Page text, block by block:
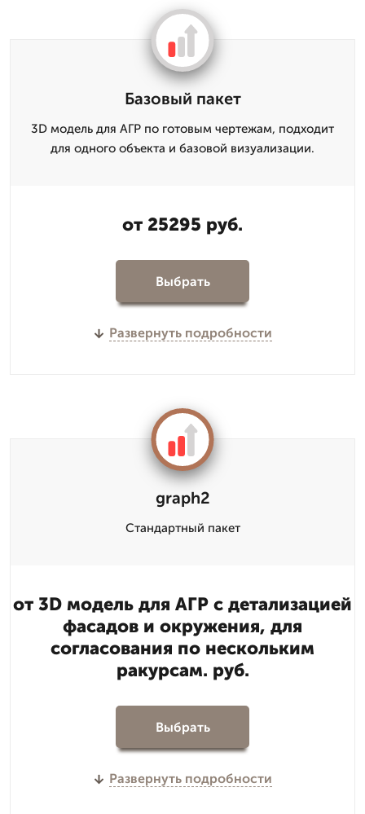
Базовый пакет
3D модель для АГР по готовым чертежам, подходит
для одного объекта и базовой визуализации.
от 25295 руб.
Выбрать
Развернуть подробности
graph2
Стандартный пакет
от 3D модель для АГР с детализацией
фасадов и окружения, для
согласования по нескольким
ракурсам. руб.
Выбрать
Развернуть подробности